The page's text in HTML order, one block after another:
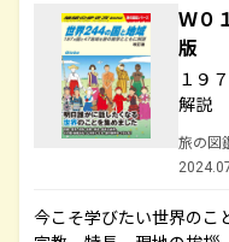
Ｗ０
版
１９
解説
旅の図
今こそ学びたい世界のこ